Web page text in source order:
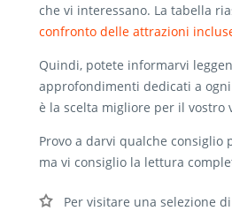
che vi interessano. La tabella
confronto delle attrazioni
Quindi, potete informarvi
approfondimenti dedicati a
è la scelta migliore per il vostro
Provo a darvi qualche
ma vi consiglio la lettura
Per visitare una selezione